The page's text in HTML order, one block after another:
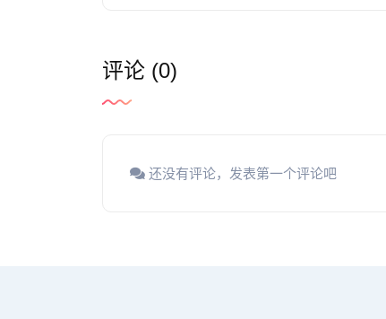
评论 (0)
还没有评论，发表第一个评论吧